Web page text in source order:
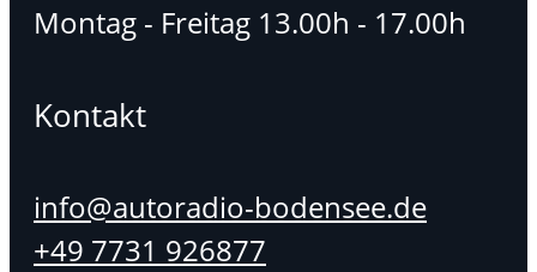
Montag - Freitag 13.00h - 17.00h
Kontakt
info@autoradio-bodensee.de
+49 7731 926877